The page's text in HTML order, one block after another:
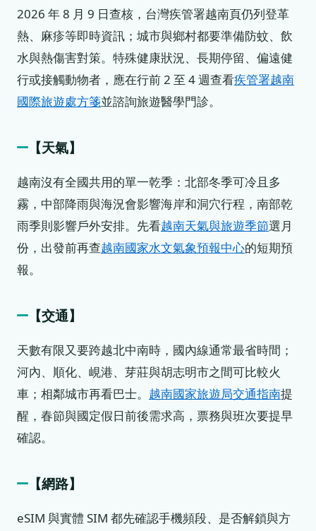
2026 年 8 月 9 日查核，台灣疾管署越南頁仍列登革
熱、麻疹等即時資訊；城市與鄉村都要準備防蚊、飲
水與熱傷害對策。特殊健康狀況、長期停留、偏遠健
行或接觸動物者，應在行前 2 至 4 週查看疾管署越南
國際旅遊處方箋並諮詢旅遊醫學門診。
【天氣】
越南沒有全國共用的單一乾季：北部冬季可冷且多
霧，中部降雨與海況會影響海岸和洞穴行程，南部乾
雨季則影響戶外安排。先看越南天氣與旅遊季節選月
份，出發前再查越南國家水文氣象預報中心的短期預
報。
【交通】
天數有限又要跨越北中南時，國內線通常最省時間；
河內、順化、峴港、芽莊與胡志明市之間可比較火
車；相鄰城市再看巴士。 越南國家旅遊局交通指南提
醒，春節與國定假日前後需求高，票務與班次要提早
確認。
【網路】
eSIM 與實體 SIM 都先確認手機頻段、是否解鎖與方